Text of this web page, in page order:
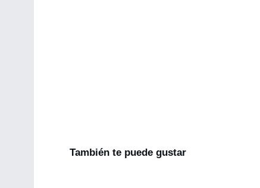
También te puede gustar